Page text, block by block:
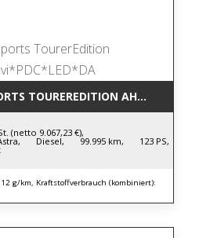
TOUREREDITION
(netto 9.067,23 €),
Diesel, 99.995 km, 123 PS,
g/km, Kraftstoffverbrauch (kombiniert):